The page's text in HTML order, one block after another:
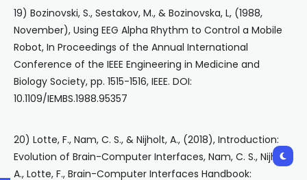
19) Bozinovski, S., Sestakov, M., & Bozinovska, L, (1988,
November), Using EEG Alpha Rhythm to Control a Mobile
Robot, In Proceedings of the Annual International
Conference of the IEEE Engineering in Medicine and
Biology Society, pp. 1515-1516, IEEE. DOI:
10.1109/IEMBS.1988.95357
20) Lotte, F., Nam, C. S., & Nijholt, A., (2018), Introduction:
Evolution of Brain-Computer Interfaces, Nam, C. S., Nijholt,
A., Lotte, F., Brain-Computer Interfaces Handbook: